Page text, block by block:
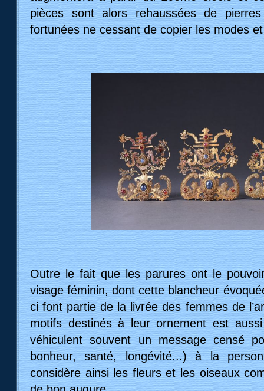
pièces sont alors rehaussées de
fortunées ne cessant de copier les modes
Outre le fait que les parures ont le
visage féminin, dont cette blancheur
ci font partie de la livrée des femmes de
motifs destinés à leur ornement est
véhiculent souvent un message censé
bonheur, santé, longévité...) à la
considère ainsi les fleurs et les oiseaux